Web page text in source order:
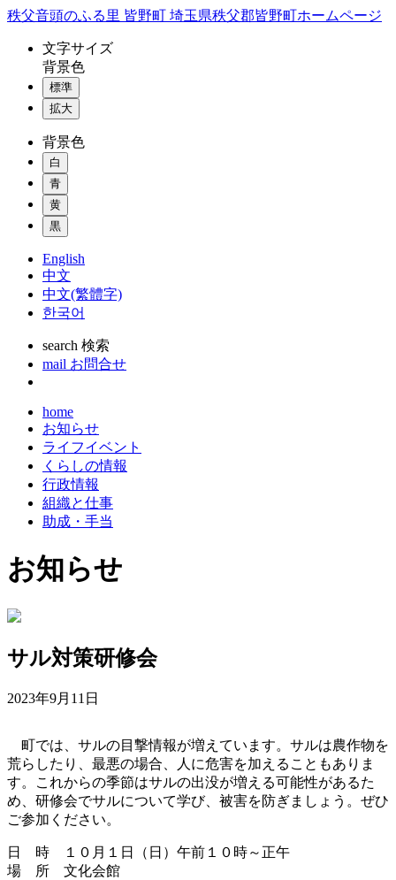
コ
秩父音頭のふる里 皆野町 埼玉県秩父郡皆野町ホームページ
文字サイズ
背景色
標準
拡大
背景色
白
青
黄
黒
English
中文
中文(繁體字)
한국어
search 検索
mail お問合せ
home
お知らせ
ライフイベント
くらしの情報
行政情報
組織と仕事
助成・手当
お知らせ
サル対策研修会
2023年9月11日
町では、サルの目撃情報が増えています。サルは農作物を
荒らしたり、最悪の場合、人に危害を加えることもありま
す。これからの季節はサルの出没が増える可能性があるた
め、研修会でサルについて学び、被害を防ぎましょう。ぜひ
ご参加ください。
日 時 １０月１日（日）午前１０時～正午
場 所 文化会館